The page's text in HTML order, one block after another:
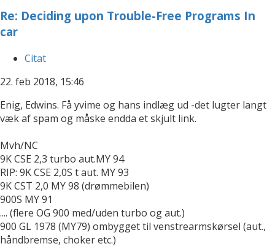
Re: Deciding upon Trouble-Free Programs In
car
Citat
22. feb 2018, 15:46
Enig, Edwins. Få yvime og hans indlæg ud -det lugter langt
væk af spam og måske endda et skjult link.
Mvh/NC
9K CSE 2,3 turbo aut.MY 94
RIP: 9K CSE 2,0S t aut. MY 93
9K CST 2,0 MY 98 (drømmebilen)
900S MY 91
.... (flere OG 900 med/uden turbo og aut.)
900 GL 1978 (MY79) ombygget til venstrearmskørsel (aut.,
håndbremse, choker etc.)